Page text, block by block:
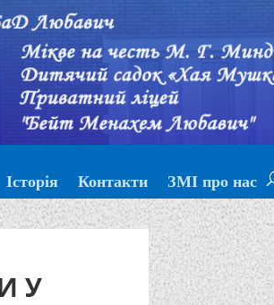
Історія Контакти ЗМІ про нас
У